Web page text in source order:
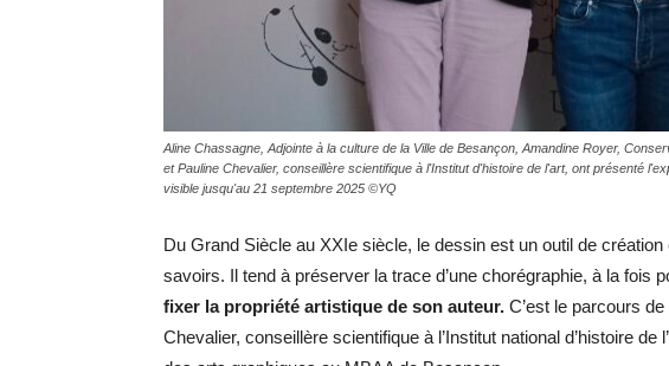
Aline Chassagne, Adjointe à la culture de la Ville de Besançon, Amandine Royer,
et Pauline Chevalier, conseillère scientifique à l'Institut d'histoire de l'art, ont présenté
visible jusqu'au 21 septembre 2025 ©YQ
Du Grand Siècle au XXIe siècle, le dessin est un outil de
savoirs. Il tend à préserver la trace d’une chorégraphie, à la fois
fixer la propriété artistique de son auteur. C’est le parcours
Chevalier, conseillère scientifique à l’Institut national d’histoire